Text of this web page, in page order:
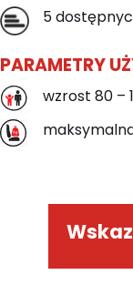
5
PARAMETRY
wzrost 80 –